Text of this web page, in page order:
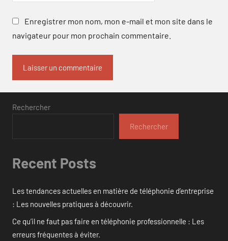
Enregistrer mon nom, mon e-mail et mon site dans le
navigateur pour mon prochain commentaire.
Rechercher
Rechercher
Recent Posts
Les tendances actuelles en matière de téléphonie d’entreprise
: Les nouvelles pratiques à découvrir.
Ce qu’il ne faut pas faire en téléphonie professionnelle : Les
erreurs fréquentes à éviter.